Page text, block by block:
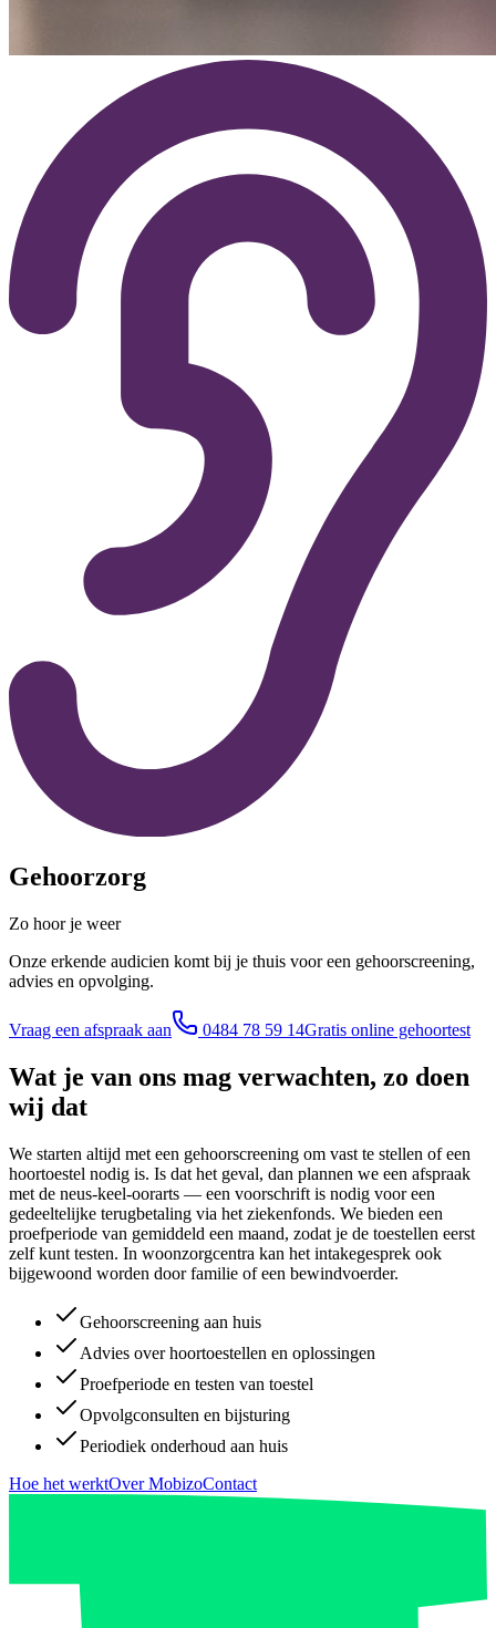
Gehoorzorg
Zo hoor je weer
Onze erkende audicien komt bij je thuis voor een gehoorscreening,
advies en opvolging.
Vraag een afspraak aan 0484 78 59 14Gratis online gehoortest
Wat je van ons mag verwachten, zo doen
wij dat
We starten altijd met een gehoorscreening om vast te stellen of een
hoortoestel nodig is. Is dat het geval, dan plannen we een afspraak
met de neus-keel-oorarts — een voorschrift is nodig voor een
gedeeltelijke terugbetaling via het ziekenfonds. We bieden een
proefperiode van gemiddeld een maand, zodat je de toestellen eerst
zelf kunt testen. In woonzorgcentra kan het intakegesprek ook
bijgewoond worden door familie of een bewindvoerder.
Gehoorscreening aan huis
Advies over hoortoestellen en oplossingen
Proefperiode en testen van toestel
Opvolgconsulten en bijsturing
Periodiek onderhoud aan huis
Hoe het werktOver MobizoContact